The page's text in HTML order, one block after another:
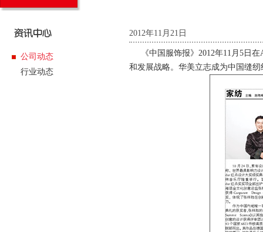
公司动态
行业动态
2012年11月21日
《中国服饰报》2012年11月5日
和发展战略。华美立志成为中国缝